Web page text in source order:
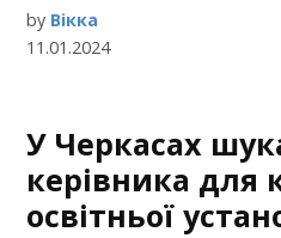
by Вікка
11.01.2024
У Черкасах
керівника для
освітньої